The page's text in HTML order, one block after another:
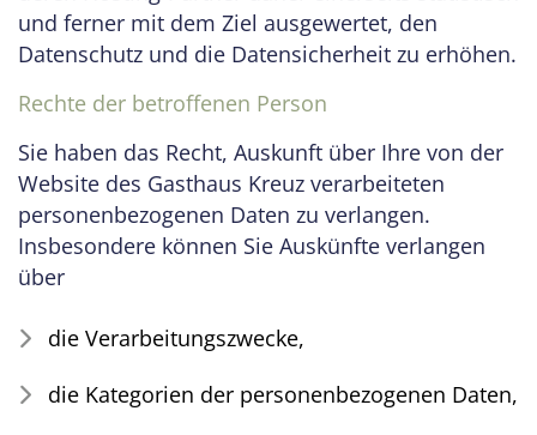
und ferner mit dem Ziel ausgewertet, den
Datenschutz und die Datensicherheit zu erhöhen.
Rechte der betroffenen Person
Sie haben das Recht, Auskunft über Ihre von der
Website des Gasthaus Kreuz verarbeiteten
personenbezogenen Daten zu verlangen.
Insbesondere können Sie Auskünfte verlangen
über
die Verarbeitungszwecke,
die Kategorien der personenbezogenen Daten,